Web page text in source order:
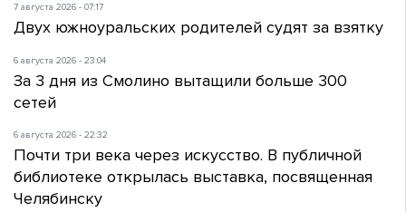
7 августа 2026 - 07:17
Двух южноуральских родителей судят за взятку
6 августа 2026 - 23:04
За 3 дня из Смолино вытащили больше 300
сетей
6 августа 2026 - 22:32
Почти три века через искусство. В публичной
библиотеке открылась выставка, посвященная
Челябинску